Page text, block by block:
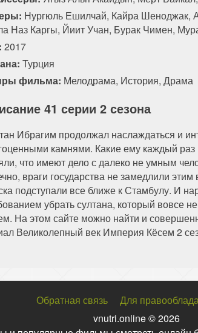
Нургюль Ешилчай, Кайра
Наз Каргы, Йиит Учан, Бурак Чимен,
2017
Турция
фильма: Мелодрама, История, Драма
41 серии 2 сезона
Ибрагим продолжал наслаждаться и
камнями. Какие ему каждый
что имеют дело с далеко не умным
враги государства не замедлили
подступали все ближе к Стамбулу. И
убрать султана, который вовсе
На этом сайте можно найти и
Великолепный век Империя Кёсем 2
Обратная связь
Для
vnutri.online © 2026